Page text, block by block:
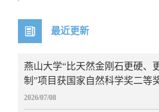
最近更新
燕山大学“比天然金刚石更硬、
制”项目获国家自然科学奖二等
2026/07/08